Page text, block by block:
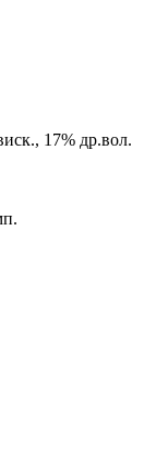
17% др.вол.